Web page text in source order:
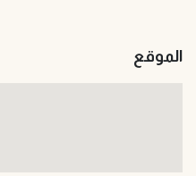
الموقع